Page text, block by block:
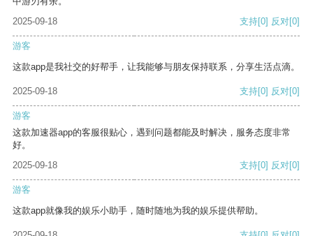
2025-09-18
支持[0] 反对[0]
游客
这款app是我社交的好帮手，让我能够与朋友保持联系，分享生活点滴。
2025-09-18 支持[0] 反对[0]
游客
这款加速器app的客服很贴心，遇到问题都能及时解决，服务态度非常
好。
2025-09-18
支持[0] 反对[0]
游客
这款app就像我的娱乐小助手，随时随地为我的娱乐提供帮助。